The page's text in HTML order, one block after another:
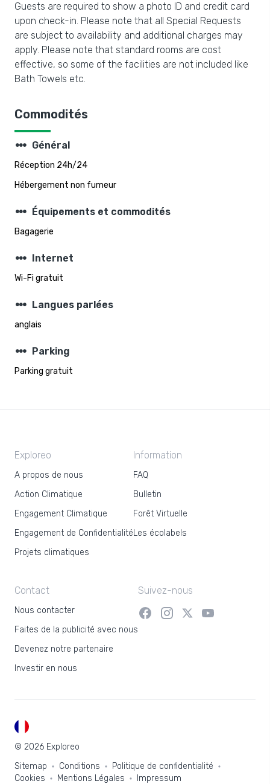
Guests are required to show a photo ID and credit card
upon check-in. Please note that all Special Requests
are subject to availability and additional charges may
apply. Please note that standard rooms are cost
effective, so some of the facilities are not included like
Bath Towels etc.
Commodités
steppers Général
Réception 24h/24
Hébergement non fumeur
steppers Équipements et commodités
Bagagerie
steppers Internet
Wi-Fi gratuit
steppers Langues parlées
anglais
steppers Parking
Parking gratuit
Exploreo
A propos de nous
Action Climatique
Engagement Climatique
Engagement de Confidentialité
Projets climatiques
Information
FAQ
Bulletin
Forêt Virtuelle
Les écolabels
Contact
Nous contacter
Faites de la publicité avec nous
Devenez notre partenaire
Investir en nous
Suivez-nous
© 2026 Exploreo
Sitemap
Conditions
Politique de confidentialité
Cookies
Mentions Légales Impressum